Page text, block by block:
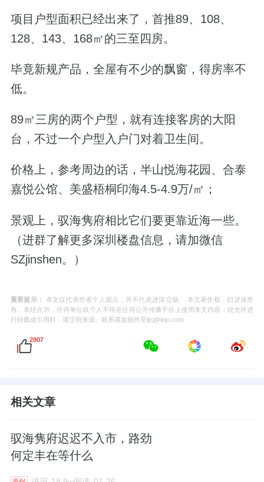
项目户型面积已经出来了，首推89、108、
128、143、168㎡的三至四房。
毕竟新规产品，全屋有不少的飘窗，得房率不
低。
89㎡三房的两个户型，就有连接客房的大阳
台，不过一个户型入户门对着卫生间。
价格上，参考周边的话，半山悦海花园、合泰
嘉悦公馆、美盛梧桐印海4.5-4.9万/㎡；
景观上，驭海隽府相比它们要更靠近海一些。
（进群了解更多深圳楼盘信息，请加微信
SZjinshen。）
重要提示：
本文仅代表作者个人观点，并不代表进深立场。 本文著作权，归进深所
有。未经允许，任何单位或个人不得在任何公开传播平台上使用本文内容；经允许进
行转载或引用时，请注明来源。联系请发邮件至ljcj@leju.com
2907
相关文章
驭海隽府迟迟不入市，路劲
何定丰在等什么